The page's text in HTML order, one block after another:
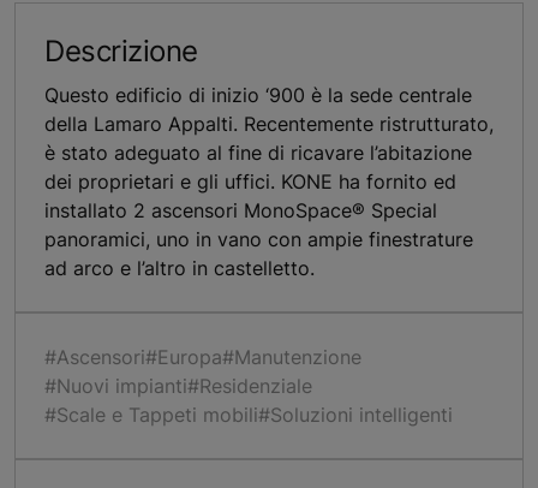
Descrizione
Questo edificio di inizio ‘900 è la sede centrale
della Lamaro Appalti. Recentemente ristrutturato,
è stato adeguato al fine di ricavare l’abitazione
dei proprietari e gli uffici. KONE ha fornito ed
installato 2 ascensori MonoSpace® Special
panoramici, uno in vano con ampie finestrature
ad arco e l’altro in castelletto.
#Ascensori#Europa#Manutenzione
#Nuovi impianti#Residenziale
#Scale e Tappeti mobili#Soluzioni intelligenti